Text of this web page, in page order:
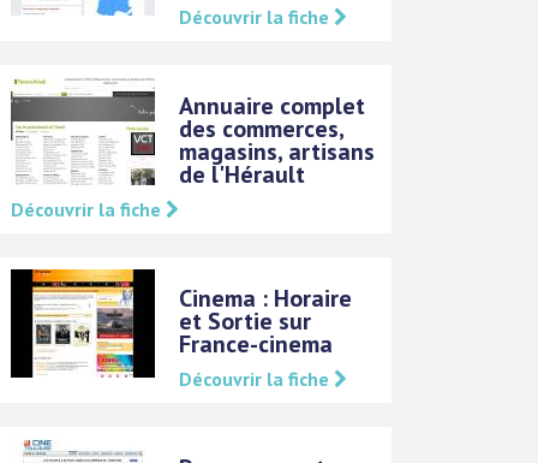
Découvrir la fiche
Annuaire complet
des commerces,
magasins, artisans
de l'Hérault
Découvrir la fiche
Cinema : Horaire
et Sortie sur
France-cinema
Découvrir la fiche